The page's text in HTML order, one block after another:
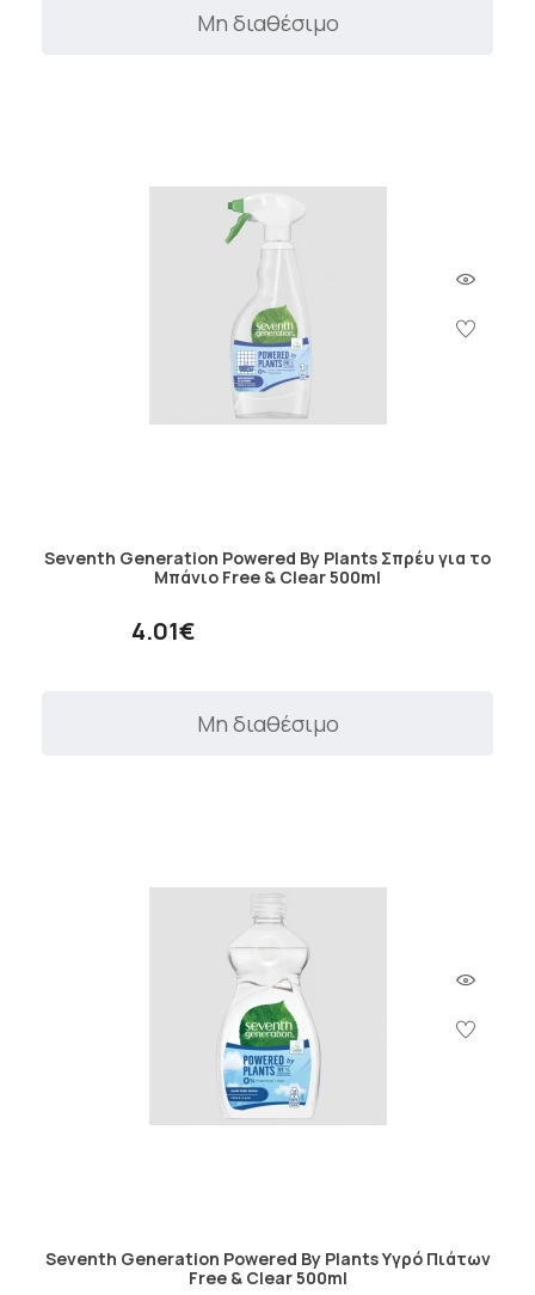
Μη διαθέσιμο
Seventh Generation Powered By Plants Σπρέυ για το
Μπάνιο Free & Clear 500ml
4.01€
Μη διαθέσιμο
Seventh Generation Powered By Plants Υγρό Πιάτων
Free & Clear 500ml